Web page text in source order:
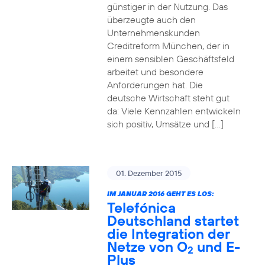
günstiger in der Nutzung. Das
überzeugte auch den
Unternehmenskunden
Creditreform München, der in
einem sensiblen Geschäftsfeld
arbeitet und besondere
Anforderungen hat. Die
deutsche Wirtschaft steht gut
da: Viele Kennzahlen entwickeln
sich positiv, Umsätze und […]
01. Dezember 2015
IM JANUAR 2016 GEHT ES LOS:
Telefónica
Deutschland startet
die Integration der
Netze von O2 und E-
Plus